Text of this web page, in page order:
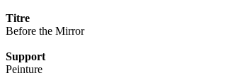
Titre
Before the Mirror
Support
Peinture